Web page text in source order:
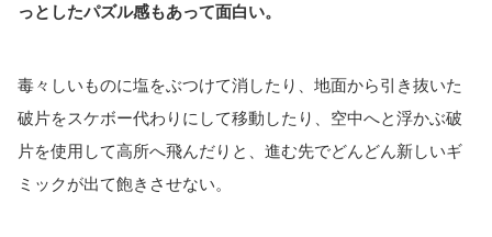
っとしたパズル感もあって面白い。
毒々しいものに塩をぶつけて消したり、地面から引き抜いた
破片をスケボー代わりにして移動したり、空中へと浮かぶ破
片を使用して高所へ飛んだりと、進む先でどんどん新しいギ
ミックが出て飽きさせない。